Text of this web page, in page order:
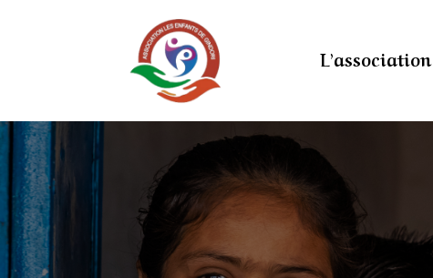
L’association